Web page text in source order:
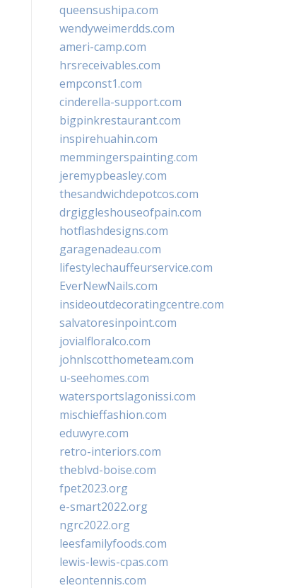
queensushipa.com
wendyweimerdds.com
ameri-camp.com
hrsreceivables.com
empconst1.com
cinderella-support.com
bigpinkrestaurant.com
inspirehuahin.com
memmingerspainting.com
jeremypbeasley.com
thesandwichdepotcos.com
drgiggleshouseofpain.com
hotflashdesigns.com
garagenadeau.com
lifestylechauffeurservice.com
EverNewNails.com
insideoutdecoratingcentre.com
salvatoresinpoint.com
jovialfloralco.com
johnlscotthometeam.com
u-seehomes.com
watersportslagonissi.com
mischieffashion.com
eduwyre.com
retro-interiors.com
theblvd-boise.com
fpet2023.org
e-smart2022.org
ngrc2022.org
leesfamilyfoods.com
lewis-lewis-cpas.com
eleontennis.com